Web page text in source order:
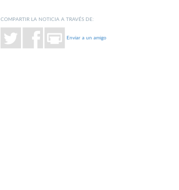
COMPARTIR LA NOTICIA A TRAVÉS DE:
Enviar a un amigo